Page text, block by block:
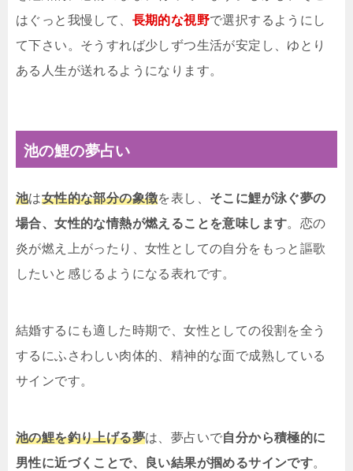
はぐっと我慢して、 長期的な視野で選択するようにし
て下さい。そうすれば少しずつ生活が安定し、ゆとり
ある人生が送れるようになります。
池の鯉の夢占い
池は女性的な部分の象徴を表し、 そこに鯉が泳ぐ夢の
場合、女性的な情熱が燃えることを意味します。恋の
炎が燃え上がったり、女性としての自分をもっと謳歌
したいと感じるようになる表れです。
結婚するにも適した時期で、女性としての役割を全う
するにふさわしい肉体的、精神的な面で成熟している
サインです。
池の鯉を釣り上げる夢は、夢占いで自分から積極的に
男性に近づくことで、良い結果が掴めるサインです。